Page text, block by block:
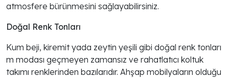
atmosfere bürünmesini sağlayabilirsiniz.
Doğal Renk Tonları
Kum beji, kiremit yada zeytin yeşili gibi doğal renk tonları
m modası geçmeyen zamansız ve rahatlatıcı koltuk
takımı renklerinden bazılarıdır. Ahşap mobilyaların olduğu